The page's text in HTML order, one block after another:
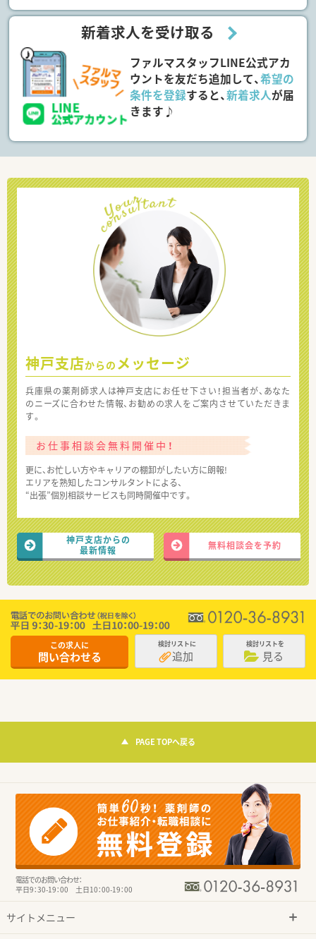
新着求人を受け取る
ファルマスタッフLINE公式アカ
ウントを友だち追加して、希望の
条件を登録すると、新着求人が届
きます♪
神戸支店からの メッセージ
兵庫県の薬剤師求人は神戸支店にお任せ下さい！担当者が、あなた
のニーズに合わせた情報、お勧めの求人をご案内させていただきま
す。
お仕事相談会無料開催中！
更に、お忙しい方やキャリアの棚卸がしたい方に朗報!
エリアを熟知したコンサルタントによる、
“出張”個別相談サービスも同時開催中です。
神戸支店からの
最新情報
無料相談会を予約
この求人に
問い合わせる
検討リストに
追加
検討リストを
見る
PAGE TOPへ戻る
電話でのお問い合わせ：
平日9：30-19：00 土日10：00-19：00
サイトメニュー